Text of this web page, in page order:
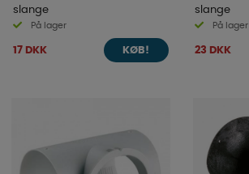
slange
På lager
17 DKK KØB!
slange
På lager
23 DKK